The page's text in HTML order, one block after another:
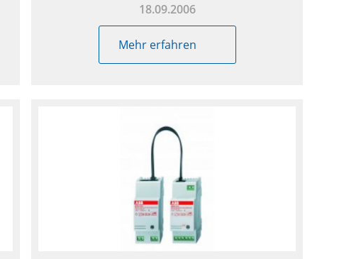
18.09.2006
Mehr erfahren